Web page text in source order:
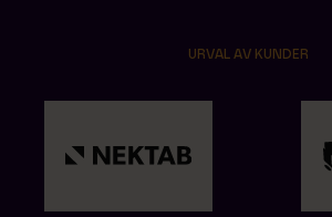
URVAL AV KUNDER